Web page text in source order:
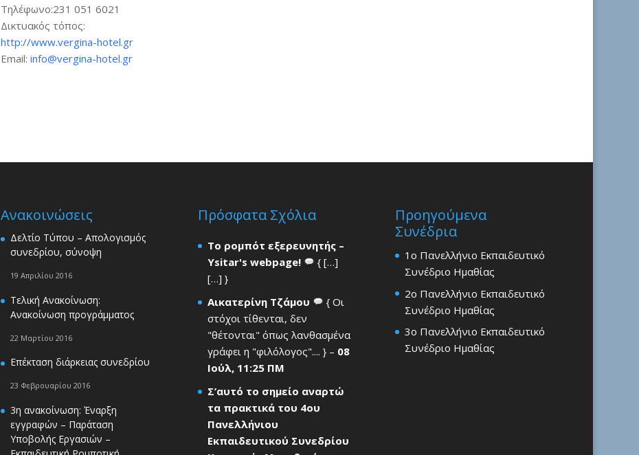
Τηλέφωνο:231 051 6021
Δικτυακός τόπος:
http://www.vergina-hotel.gr
Email: info@vergina-hotel.gr
Ανακοινώσεις
Δελτίο Τύπου – Απολογισμός
συνεδρίου, σύνοψη
19 Απριλίου 2016
Τελική Ανακοίνωση:
Ανακοίνωση προγράμματος
22 Μαρτίου 2016
Επέκταση διάρκειας συνεδρίου
23 Φεβρουαρίου 2016
3η ανακοίνωση: Έναρξη
εγγραφών – Παράταση
Υποβολής Εργασιών –
Πρόσφατα Σχόλια
Το ρομπότ εξερευνητής –
Ysitar's webpage!
{ […]
[…] }
Αικατερίνη Τζάμου
{ Οι
στόχοι τίθενται, δεν
"θέτονται" όπως λανθασμένα
γράφει η "φιλόλογος".... } – 08
Ιούλ, 11:25 ΠΜ
Σ’αυτό το σημείο αναρτώ
τα πρακτικά του 4ου
Πανελλήνιου
Εκπαιδευτικού Συνεδρίου
Προηγούμενα
Συνέδρια
1ο Πανελλήνιο Εκπαιδευτικό
Συνέδριο Ημαθίας
2ο Πανελλήνιο Εκπαιδευτικό
Συνέδριο Ημαθίας
3ο Πανελλήνιο Εκπαιδευτικό
Συνέδριο Ημαθίας